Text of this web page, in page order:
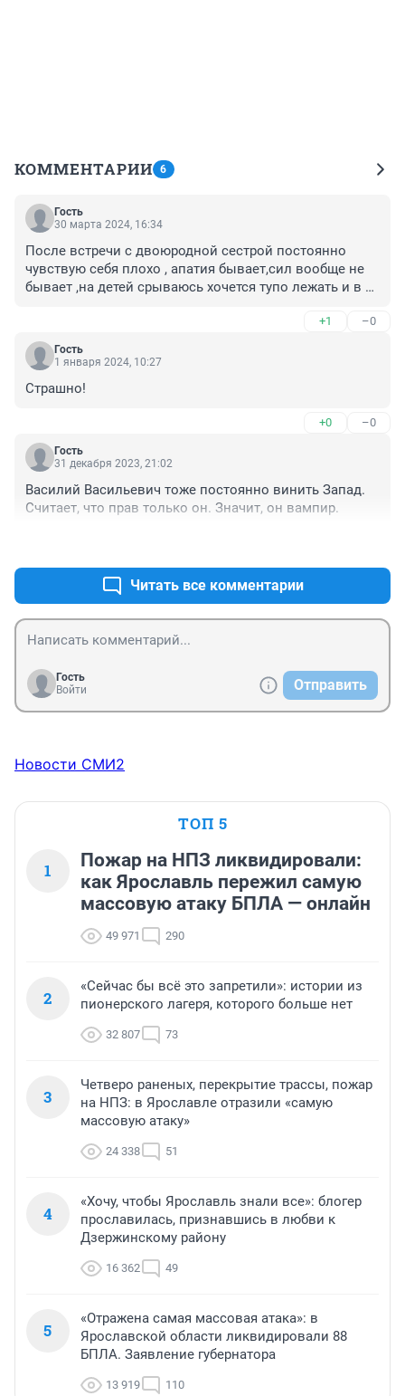
КОММЕНТАРИИ 6
Гость
30 марта 2024, 16:34
После встречи с двоюродной сестрой постоянно
чувствую себя плохо , апатия бывает,сил вообще не
бывает ,на детей срываюсь хочется тупо лежать и в
увиделась мне опять так же плохо , головные боли
сильные , раздражительность сил вообще нет
+1 –0
Гость
1 января 2024, 10:27
Страшно!
+0 –0
Гость
31 декабря 2023, 21:02
Василий Васильевич тоже постоянно винить Запад.
Считает, что прав только он. Значит, он вампир.
Читать все комментарии
Гость
Войти
Отправить
Новости СМИ2
ТОП 5
1
Пожар на НПЗ ликвидировали:
как Ярославль пережил самую
массовую атаку БПЛА — онлайн
49 971 290
2
«Сейчас бы всё это запретили»: истории из
пионерского лагеря, которого больше нет
32 807 73
3
Четверо раненых, перекрытие трассы, пожар
на НПЗ: в Ярославле отразили «самую
массовую атаку»
24 338 51
4
«Хочу, чтобы Ярославль знали все»: блогер
прославилась, признавшись в любви к
Дзержинскому району
16 362 49
5
«Отражена самая массовая атака»: в
Ярославской области ликвидировали 88
БПЛА. Заявление губернатора
13 919 110